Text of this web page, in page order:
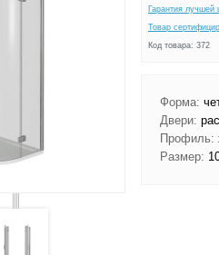
Гарантия лучшей
Товар
Код товара: 372
Форма:
Двери:
Профиль:
Размер: